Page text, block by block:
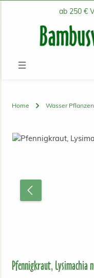
Zum Hauptinhaltab 250 €
Home Wasser Pflanzen
Bildergalerie
Pfennigkraut, Lysimachia